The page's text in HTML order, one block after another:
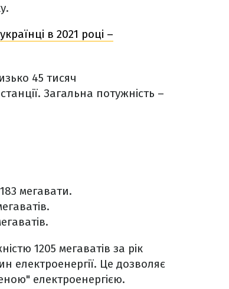
в 2021 році –
45 тисяч
Загальна потужність –
мегавати.
1205 мегаватів за рік
електроенергії. Це дозволяє
електроенергією.